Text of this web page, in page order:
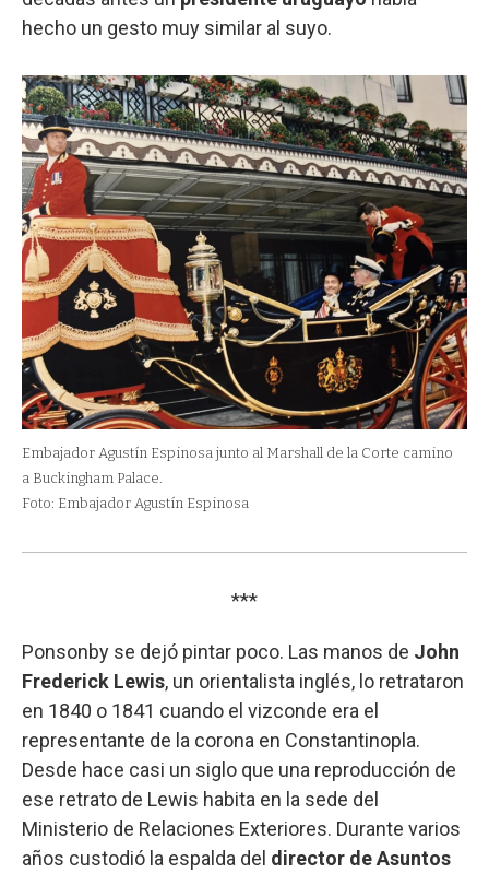
hecho un gesto muy similar al suyo.
Embajador Agustín Espinosa junto al Marshall de la Corte camino
a Buckingham Palace.
Foto: Embajador Agustín Espinosa
***
Ponsonby se dejó pintar poco. Las manos de John
Frederick Lewis, un orientalista inglés, lo retrataron
en 1840 o 1841 cuando el vizconde era el
representante de la corona en Constantinopla.
Desde hace casi un siglo que una reproducción de
ese retrato de Lewis habita en la sede del
Ministerio de Relaciones Exteriores. Durante varios
años custodió la espalda del director de Asuntos